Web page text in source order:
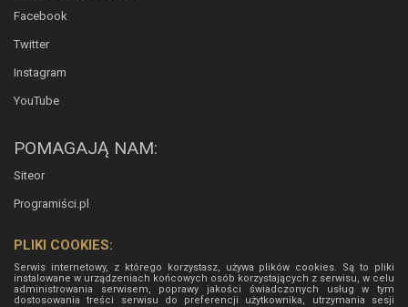
Facebook
Twitter
Instagram
YouTube
POMAGAJĄ NAM:
Siteor
Programiści.pl
PLIKI COOKIES:
Serwis internetowy, z którego korzystasz, używa plików cookies. Są to pliki
instalowane w urządzeniach końcowych osób korzystających z serwisu, w celu
administrowania serwisem, poprawy jakości świadczonych usług w tym
dostosowania treści serwisu do preferencji użytkownika, utrzymania sesji